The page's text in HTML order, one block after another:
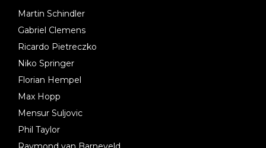
Martin Schindler
Gabriel Clemens
Ricardo Pietreczko
Niko Springer
Florian Hempel
Max Hopp
Mensur Suljovic
Phil Taylor